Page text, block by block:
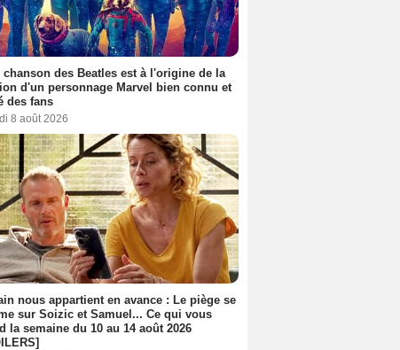
chanson des Beatles est à l'origine de la
d'un personnage Marvel bien connu et
des fans
8 août 2026
nous appartient en avance : Le piège se
sur Soizic et Samuel... Ce qui vous
la semaine du 10 au 14 août 2026